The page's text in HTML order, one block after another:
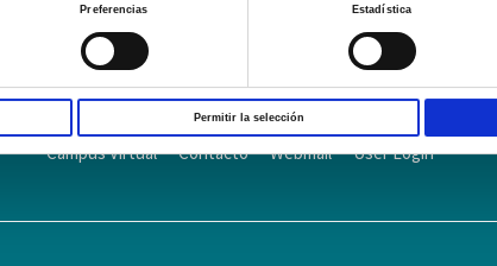
Preferencias Estadística
Permitir la selección
LEGAL – TÉRMINOS Y CONDICIONES DE SERVICIOS ONLINE
Campus Virtual
Contacto Webmail User Login